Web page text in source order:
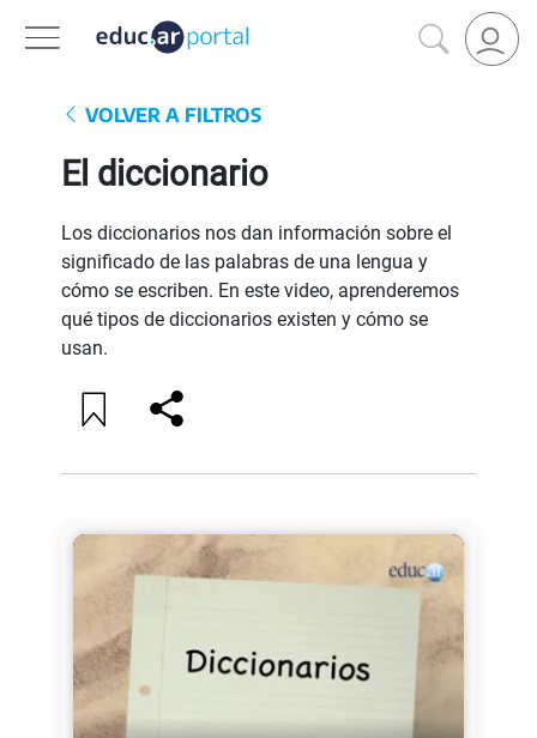
VOLVER A FILTROS
El diccionario
Los diccionarios nos dan información sobre el
significado de las palabras de una lengua y
cómo se escriben. En este video, aprenderemos
qué tipos de diccionarios existen y cómo se
usan.